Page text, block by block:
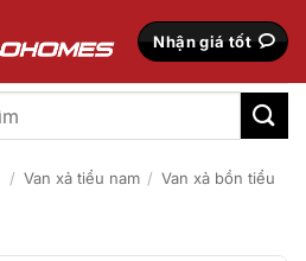
Nhận giá tốt
/ Van xả tiểu nam / Van xả bồn tiểu